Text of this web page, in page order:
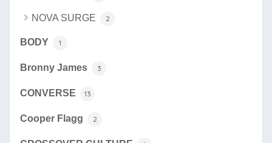
NOVA SURGE 2
BODY 1
Bronny James 3
CONVERSE 13
Cooper Flagg 2